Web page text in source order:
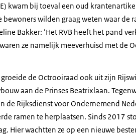
kwam bij toeval een oud
bewoners wilden graag weten waar de
Bakker: ‘Het RVB heeft het pand
ze namelijk meeverhuisd met de
de Octrooiraad ook uit zijn
aan de Prinses Beatrixlaan.
de Rijksdienst voor Ondernemend
ramen te herplaatsen. Sinds 2017
Hier wachtten ze op een nieuwe